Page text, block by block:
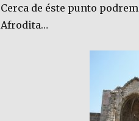
Cerca de éste punto
Afrodita…